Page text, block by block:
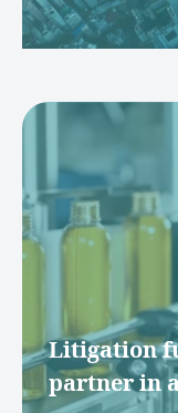
Litigation
partner in